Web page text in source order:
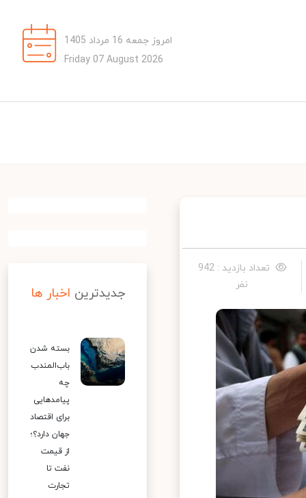
امروز جمعه 16 مرداد 1405
Friday 07 August 2026
تعداد بازدید : 942
نفر
جدیدترین اخبار ها
بسته شدن
باب‌المندب
چه
پیامدهایی
برای اقتصاد
جهان دارد؟؛
از قیمت
نفت تا
تجارت